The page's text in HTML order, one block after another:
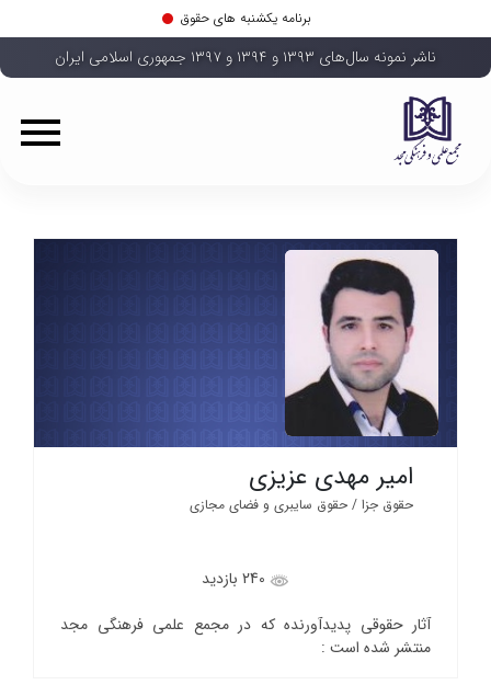
برنامه یکشنبه های حقوق
ناشر نمونه سال‌های ۱۳۹۳ و ۱۳۹۴ و ۱۳۹۷ جمهوری اسلامی ایران
امیر مهدی عزیزی
حقوق جزا / حقوق سایبری و فضای مجازی
آثار حقوقی پدیدآورنده که در مجمع علمی فرهنگی مجد
منتشر شده است :